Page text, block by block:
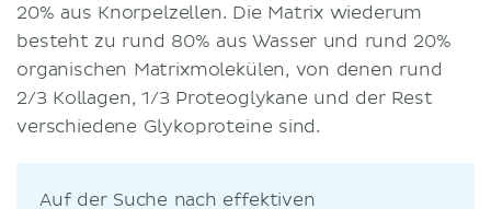
20% aus Knorpelzellen. Die Matrix wiederum
besteht zu rund 80% aus Wasser und rund 20%
organischen Matrixmolekülen, von denen rund
2/3 Kollagen, 1/3 Proteoglykane und der Rest
verschiedene Glykoproteine sind.
Auf der Suche nach effektiven